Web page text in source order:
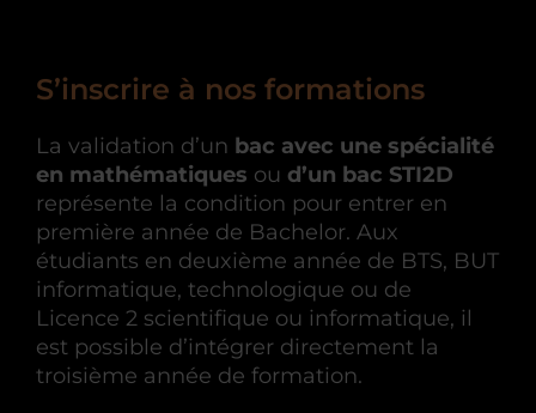
S’inscrire à nos formations
La validation d’un bac avec une spécialité
en mathématiques ou d’un bac STI2D
représente la condition pour entrer en
première année de Bachelor. Aux
étudiants en deuxième année de BTS, BUT
informatique, technologique ou de
Licence 2 scientifique ou informatique, il
est possible d’intégrer directement la
troisième année de formation.